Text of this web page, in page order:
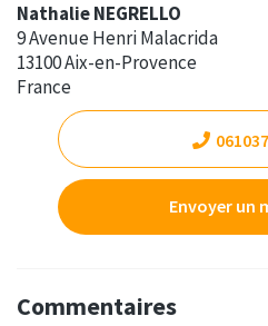
Nathalie NEGRELLO
9 Avenue Henri Malacrida
13100 Aix-en-Provence
France
Envoyer un
Commentaires